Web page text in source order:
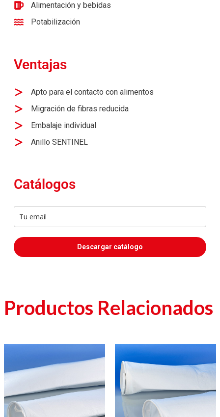
Alimentación y bebidas
Potabilización
Ventajas
Apto para el contacto con alimentos
Migración de fibras reducida
Embalaje individual
Anillo SENTINEL
Catálogos
Descargar catálogo
Productos Relacionados